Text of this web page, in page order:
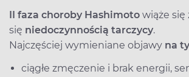
II faza choroby Hashimoto wiąże się
się niedoczynnością tarczycy.
Najczęściej wymieniane objawy na
ciągłe zmęczenie i brak energii,